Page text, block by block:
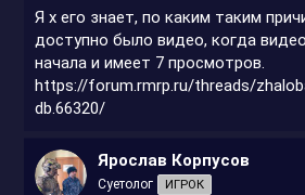
Я х его знает, по каким таким
доступно было видео, когда
начала и имеет 7 просмотров.
https://forum.rmrp.ru/threads/
db.66320/
Ярослав Корпусов
Суетолог ИГРОК